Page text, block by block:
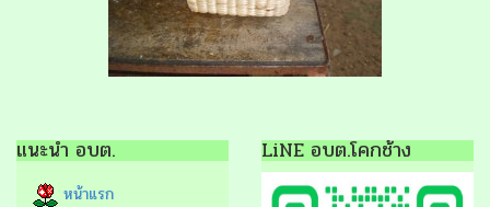
แนะนำ อบต.
หน้าแรก
LiNE อบต.โคกช้าง